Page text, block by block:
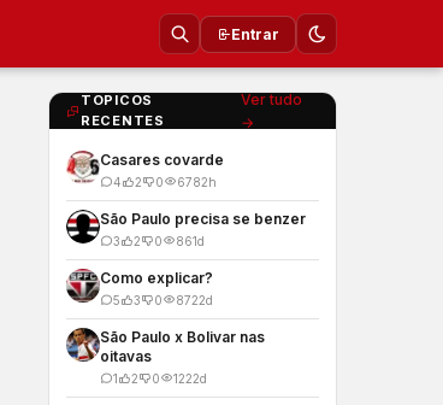
Entrar
TOPICOS
RECENTES
Ver tudo
→
Casares covarde
4 2 0 6782h
São Paulo precisa se benzer
3 2 0 861d
Como explicar?
5 3 0 8722d
São Paulo x Bolivar nas
oitavas
1 2 0 1222d